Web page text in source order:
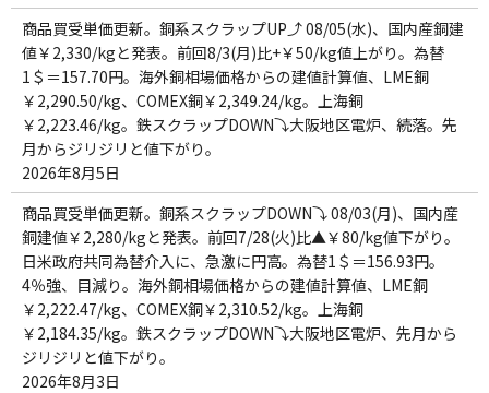
商品買受単価更新。銅系スクラップUP⤴ 08/05(水)、国内産銅建
値￥2,330/kgと発表。前回8/3(月)比+￥50/kg値上がり。為替
1＄＝157.70円。海外銅相場価格からの建値計算値、LME銅
￥2,290.50/kg、COMEX銅￥2,349.24/kg。上海銅
￥2,223.46/kg。鉄スクラップDOWN⤵大阪地区電炉、続落。先
月からジリジリと値下がり。
2026年8月5日
商品買受単価更新。銅系スクラップDOWN⤵ 08/03(月)、国内産
銅建値￥2,280/kgと発表。前回7/28(火)比▲￥80/kg値下がり。
日米政府共同為替介入に、急激に円高。為替1＄＝156.93円。
4％強、目減り。海外銅相場価格からの建値計算値、LME銅
￥2,222.47/kg、COMEX銅￥2,310.52/kg。上海銅
￥2,184.35/kg。鉄スクラップDOWN⤵大阪地区電炉、先月から
ジリジリと値下がり。
2026年8月3日